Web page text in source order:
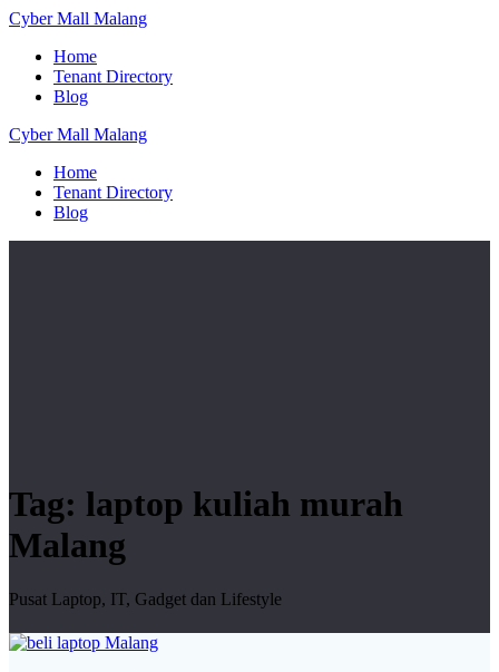
Skip
content
CyberMall Malang
Home
Tenant Directory
Blog
CyberMall Malang
Home
Tenant Directory
Blog
Tag: laptop kuliah murah
Malang
Pusat Laptop, IT, Gadget dan Lifestyle